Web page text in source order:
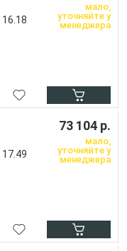
16.18
мало,
уточняйте у
менеджера
17.49
73 104 р.
мало,
уточняйте у
менеджера